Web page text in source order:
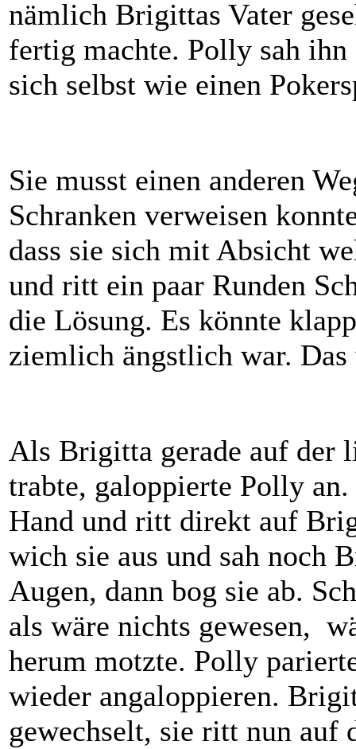
nämlich Brigittas Vater
fertig machte. Polly sah
sich selbst wie einen
Sie musst einen anderen
Schranken verweisen
dass sie sich mit Absicht
und ritt ein paar Runden
die Lösung. Es könnte
ziemlich ängstlich war.
Als Brigitta gerade auf der
trabte, galoppierte Polly
Hand und ritt direkt auf
wich sie aus und sah noch
Augen, dann bog sie ab.
als wäre nichts gewesen,
herum motzte. Polly
wieder angaloppieren.
gewechselt, sie ritt nun auf